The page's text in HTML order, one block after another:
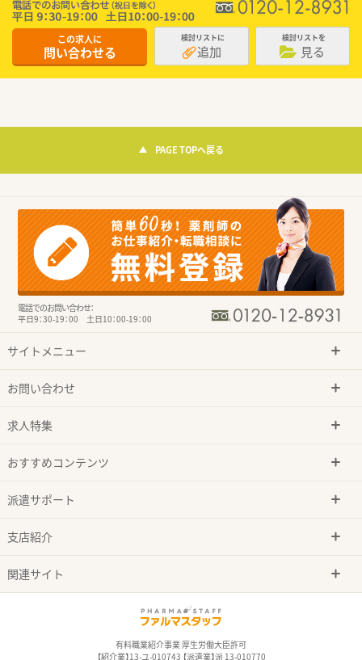
この求人に
問い合わせる
検討リストに
追加
検討リストを
見る
PAGE TOPへ戻る
電話でのお問い合わせ：
平日9：30-19：00 土日10：00-19：00
サイトメニュー
お問い合わせ
求人特集
おすすめコンテンツ
派遣サポート
支店紹介
関連サイト
有料職業紹介事業 厚生労働大臣許可
【紹介業】13-ユ-010743 【派遣業】派 13-010770